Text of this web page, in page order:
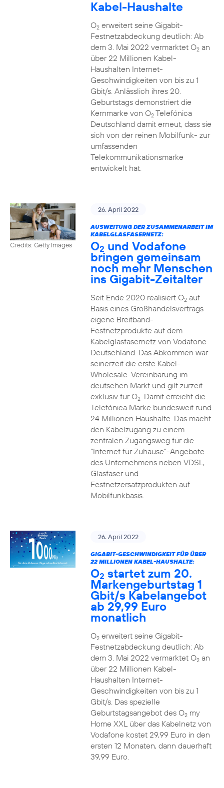
Kabel-Haushalte
O2erweitert seine Gigabit-
Festnetzabdeckung deutlich: Ab
dem 3. Mai 2022 vermarktet O2an
über 22 Millionen Kabel-
Haushalten Internet-
Geschwindigkeiten von bis zu 1
Gbit/s. Anlässlich ihres 20.
Geburtstags demonstriert die
Kernmarke von O2Telefónica
Deutschland damit erneut, dass sie
sich von der reinen Mobilfunk- zur
umfassenden
Telekommunikationsmarke
entwickelt hat.
Credits: Getty Images
26. April 2022
AUSWEITUNG DER ZUSAMMENARBEIT IM
KABELGLASFASERNETZ:
O2 und Vodafone
bringen gemeinsam
noch mehr Menschen
ins Gigabit-Zeitalter
Seit Ende 2020 realisiert O2auf
Basis eines Großhandelsvertrags
eigene Breitband-
Festnetzprodukte auf dem
Kabelglasfasernetz von Vodafone
Deutschland. Das Abkommen war
seinerzeit die erste Kabel-
Wholesale-Vereinbarung im
deutschen Markt und gilt zurzeit
exklusiv für O2. Damit erreicht die
Telefónica Marke bundesweit rund
24 Millionen Haushalte. Das macht
den Kabelzugang zu einem
zentralen Zugangsweg für die
“Internet für Zuhause”-Angebote
des Unternehmens neben VDSL,
Glasfaser und
Festnetzersatzprodukten auf
Mobilfunkbasis.
26. April 2022
GIGABIT-GESCHWINDIGKEIT FÜR ÜBER
22 MILLIONEN KABEL-HAUSHALTE:
O2 startet zum 20.
Markengeburtstag 1
Gbit/s Kabelangebot
ab 29,99 Euro
monatlich
O2erweitert seine Gigabit-
Festnetzabdeckung deutlich: Ab
dem 3. Mai 2022 vermarktet O2an
über 22 Millionen Kabel-
Haushalten Internet-
Geschwindigkeiten von bis zu 1
Gbit/s. Das spezielle
Geburtstagsangebot des O2my
Home XXL über das Kabelnetz von
Vodafone kostet 29,99 Euro in den
ersten 12 Monaten, dann dauerhaft
39,99 Euro.